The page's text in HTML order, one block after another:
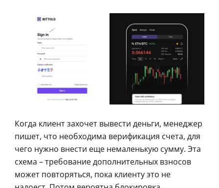
Когда клиент захочет вывести деньги, менеджер
пишет, что необходима верификация счета, для
чего нужно внести еще немаленькую сумму. Эта
схема – требование дополнительных взносов
может повторяться, пока клиенту это не